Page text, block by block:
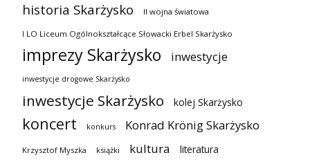
historia Skarżysko II wojna światowa
I LO Liceum Ogólnokształcące Słowacki Erbel Skarżysko
imprezy Skarżysko inwestycje
inwestycje drogowe Skarżysko
inwestycje Skarżysko kolej Skarżysko
koncert konkurs Konrad Krönig Skarżysko
Krzysztof Myszka książki kultura literatura